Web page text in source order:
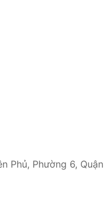
Phủ, Phường 6, Quận